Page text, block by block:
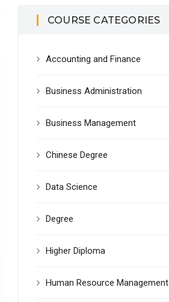
COURSE CATEGORIES
Accounting and Finance
Business Administration
Business Management
Chinese Degree
Data Science
Degree
Higher Diploma
Human Resource Management